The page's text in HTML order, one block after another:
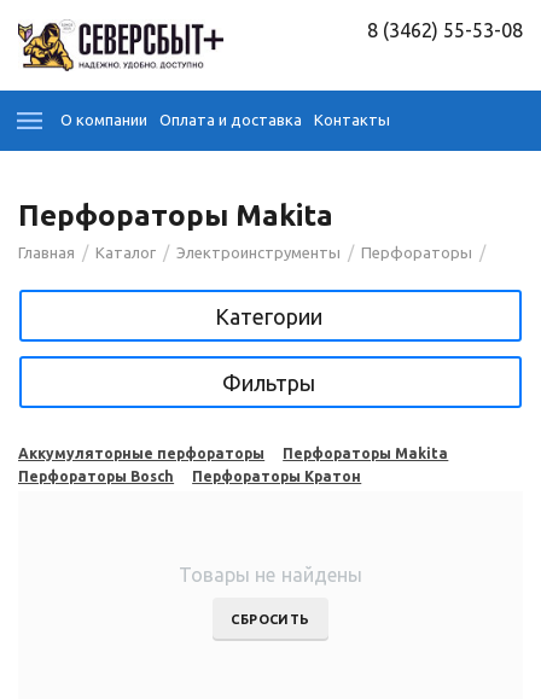
8 (3462) 55-53-08
О компании Оплата и доставка Контакты
Перфораторы Makita
Главная / Каталог / Электроинструменты / Перфораторы /
Категории
Фильтры
Аккумуляторные перфораторы
Перфораторы Makita
Перфораторы Bosch
Перфораторы Кратон
Товары не найдены
СБРОСИТЬ